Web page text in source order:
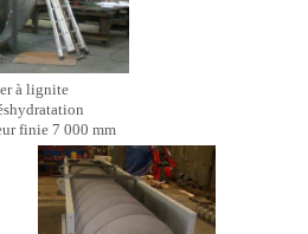
à lignite
finie 7 000 mm